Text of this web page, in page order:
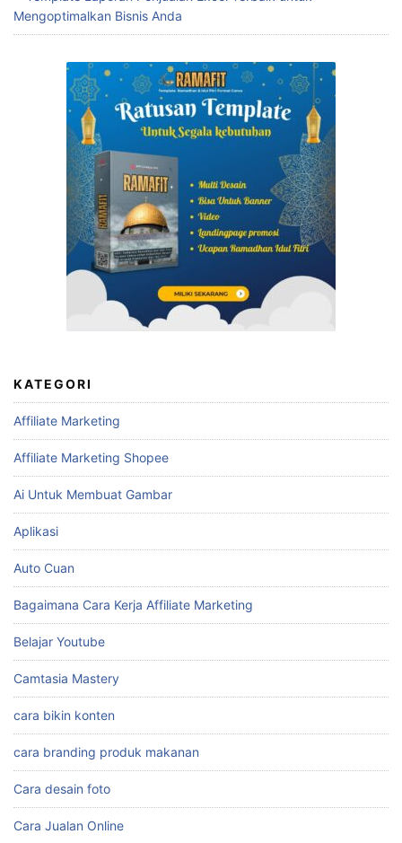
Mengoptimalkan Bisnis Anda
KATEGORI
Affiliate Marketing
Affiliate Marketing Shopee
Ai Untuk Membuat Gambar
Aplikasi
Auto Cuan
Bagaimana Cara Kerja Affiliate Marketing
Belajar Youtube
Camtasia Mastery
cara bikin konten
cara branding produk makanan
Cara desain foto
Cara Jualan Online